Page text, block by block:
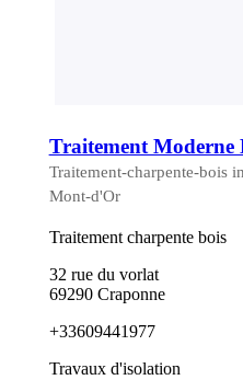
Traitement Moderne
Traitement-charpente-bois
Mont-d'Or
Traitement charpente bois
32 rue du vorlat
69290 Craponne
+33609441977
Travaux d'isolation